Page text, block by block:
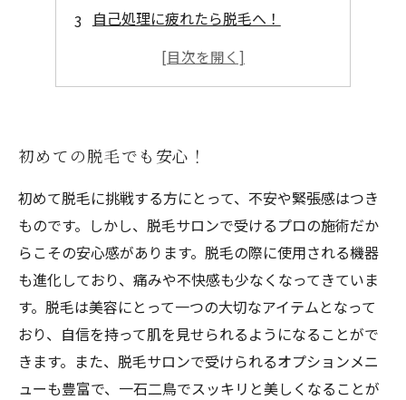
自己処理に疲れたら脱毛へ！
脱毛後のお手入れ方法をチェック
初めての脱毛でも安心！
初めて脱毛に挑戦する方にとって、不安や緊張感はつき
ものです。しかし、脱毛サロンで受けるプロの施術だか
らこその安心感があります。脱毛の際に使用される機器
も進化しており、痛みや不快感も少なくなってきていま
す。脱毛は美容にとって一つの大切なアイテムとなって
おり、自信を持って肌を見せられるようになることがで
きます。また、脱毛サロンで受けられるオプションメニ
ューも豊富で、一石二鳥でスッキリと美しくなることが